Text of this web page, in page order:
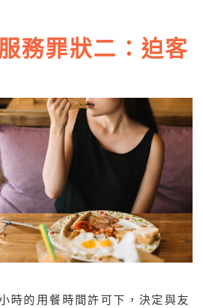
務罪狀二：迫客
時的用餐時間許可下，決定與友